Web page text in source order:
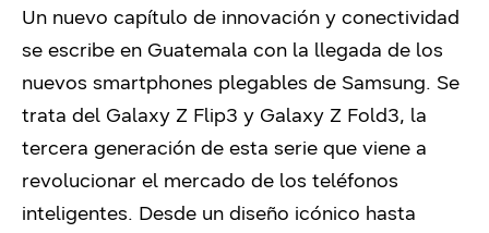
Un nuevo capítulo de innovación y conectividad
se escribe en Guatemala con la llegada de los
nuevos smartphones plegables de Samsung. Se
trata del Galaxy Z Flip3 y Galaxy Z Fold3, la
tercera generación de esta serie que viene a
revolucionar el mercado de los teléfonos
inteligentes. Desde un diseño icónico hasta